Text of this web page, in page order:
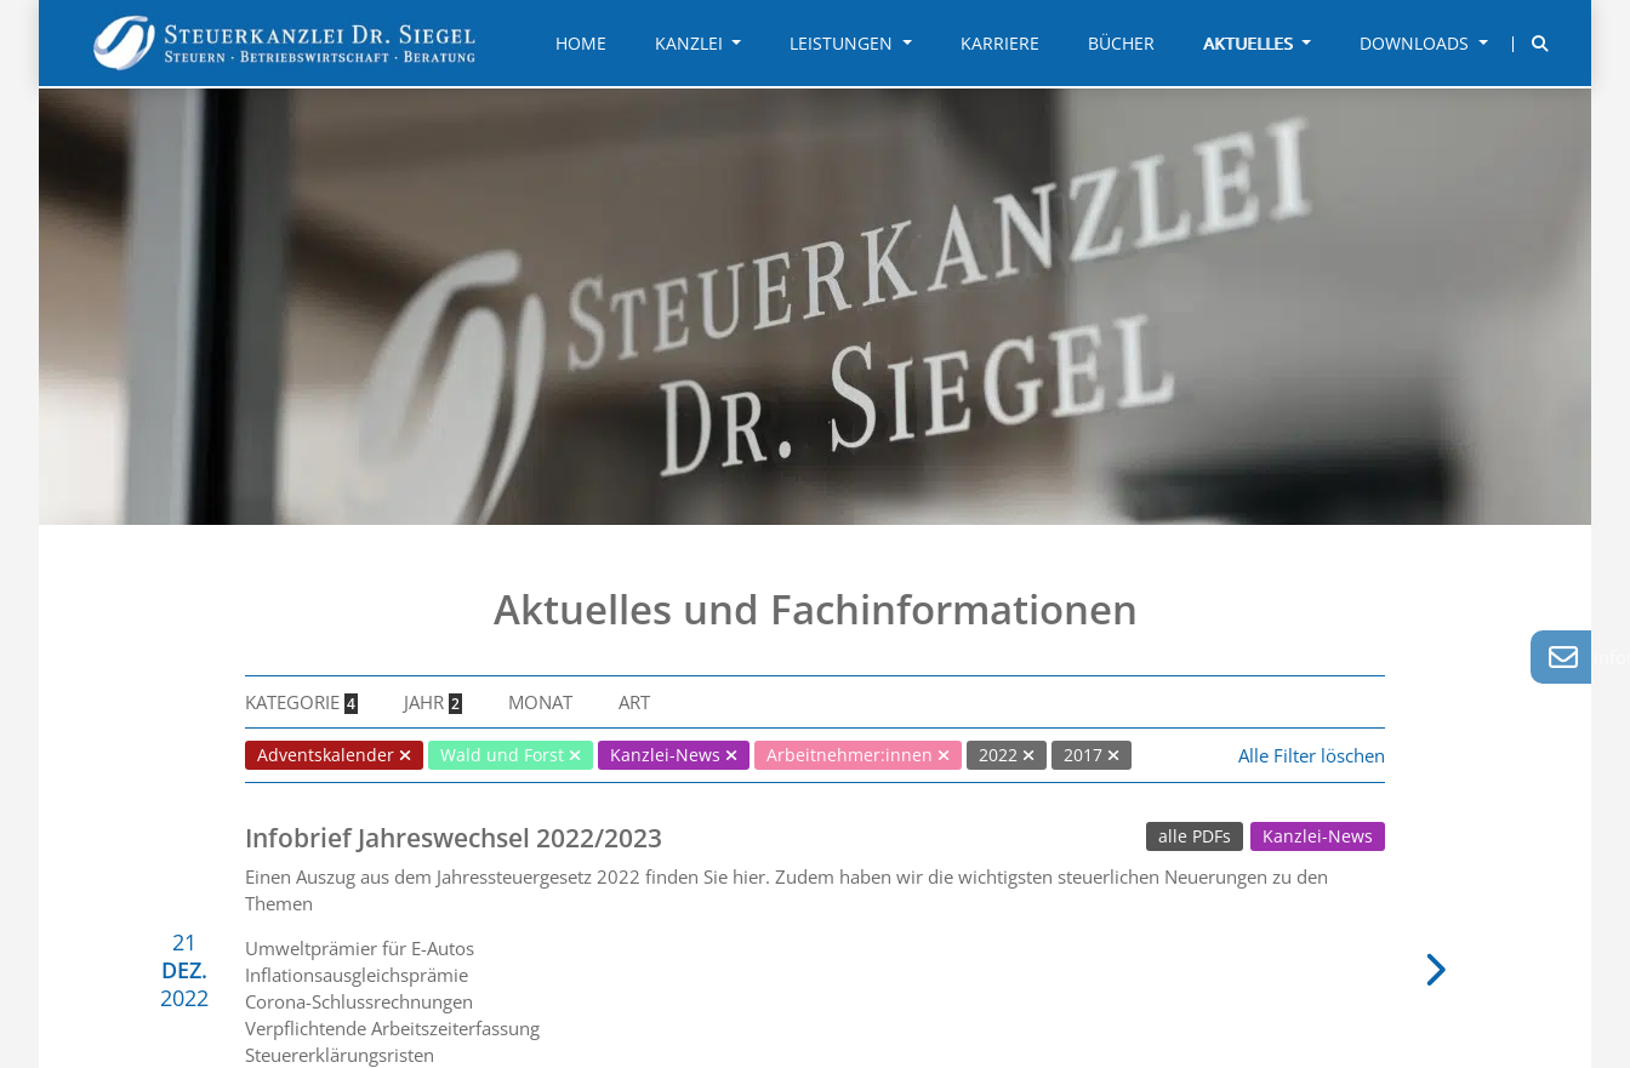
HOME KANZLEI LEISTUNGEN KARRIERE BÜCHER AKTUELLES DOWNLOADS
Aktuelles und Fachinformationen
KATEGORIE 4 JAHR 2 MONAT ART
Adventskalender Wald und Forst Kanzlei-News Arbeitnehmer:innen 2022 2017 Alle Filter löschen
21
DEZ.
2022
Infobrief Jahreswechsel 2022/2023 Kanzlei-News
alle PDFs
Einen Auszug aus dem Jahressteuergesetz 2022 finden Sie hier. Zudem haben wir die wichtigsten steuerlichen Neuerungen zu den
Themen
Umweltprämier für E-Autos
Inflationsausgleichsprämie
Corona-Schlussrechnungen
Verpflichtende Arbeitszeiterfassung
Steuererklärungsristen